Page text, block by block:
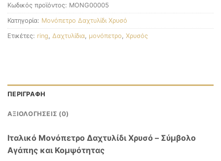
Κωδικός προϊόντος: MONG00005
Κατηγορία: Μονόπετρο Δαχτυλίδι Χρυσό
Ετικέτες: ring, Δαχτυλίδια, μονόπετρο, Χρυσός
ΠΕΡΙΓΡΑΦΉ
ΑΞΙΟΛΟΓΉΣΕΙΣ (0)
Ιταλικό Μονόπετρο Δαχτυλίδι Χρυσό – Σύμβολο
Αγάπης και Κομψότητας